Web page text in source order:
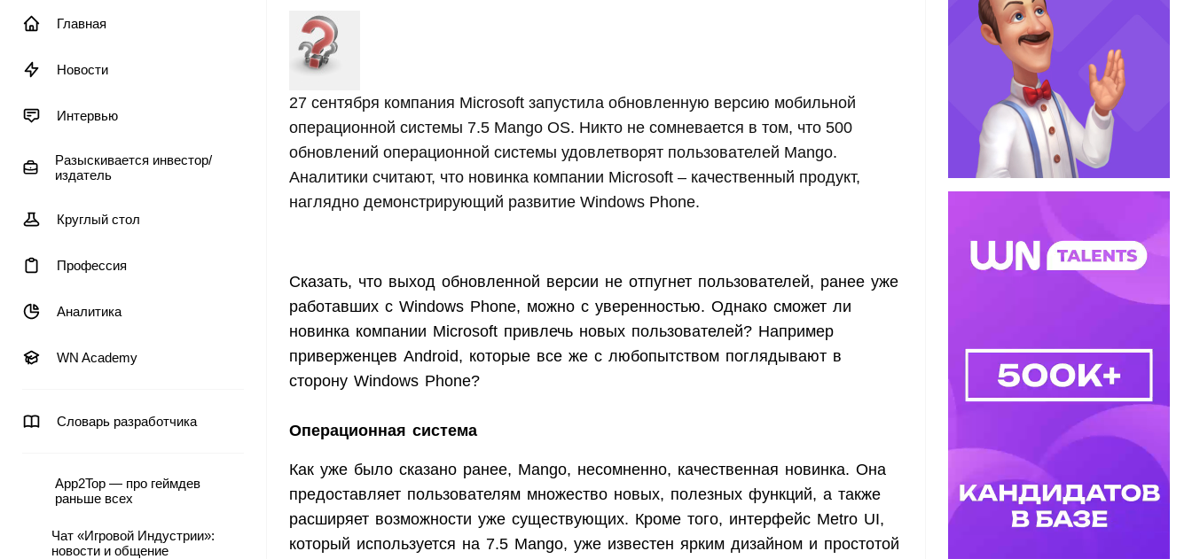
Главная
Новости
Интервью
Разыскивается инвестор/
издатель
Круглый стол
Профессия
Аналитика
WN Academy
Словарь разработчика
App2Top — про геймдев
раньше всех
Чат «Игровой Индустрии»:
новости и общение
27 сентября компания Microsoft запустила обновленную версию мобильной
операционной системы 7.5 Mango OS. Никто не сомневается в том, что 500
обновлений операционной системы удовлетворят пользователей Mango.
Аналитики считают, что новинка компании Microsoft – качественный продукт,
наглядно демонстрирующий развитие Windows Phone.
Сказать, что выход обновленной версии не отпугнет пользователей, ранее уже
работавших с Windows Phone, можно с уверенностью. Однако сможет ли
новинка компании Microsoft привлечь новых пользователей? Например
приверженцев Android, которые все же с любопытством поглядывают в
сторону Windows Phone?
Операционная система
Как уже было сказано ранее, Mango, несомненно, качественная новинка. Она
предоставляет пользователям множество новых, полезных функций, а также
расширяет возможности уже существующих. Кроме того, интерфейс Metro UI,
который используется на 7.5 Mango, уже известен ярким дизайном и простотой